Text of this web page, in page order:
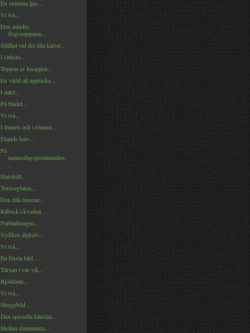
En strimma ljus...
Vi två...
Den mindre
flugsnapparen...
Stillhet vid det lilla kärret...
I cirkeln...
Toppen av knoppen...
En värld att upptäcka...
I nätet...
På bladet...
Vi två...
I lönnen och i rönnen...
Diande kalv...
På
namnsdagspromenaden.
..
Harskutt...
Tornseglaren...
Den lilla linnean...
Råbock i kvadrat...
Parbildningen...
Nyfiken älgkalv...
Vi två...
En första bild...
Tärnan i vår vik...
Björkbete...
Vi två...
Skuggbild...
Den speciella känslan...
Mellan stammarna...